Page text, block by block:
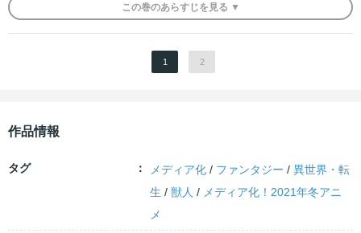
この巻のあらすじを 見る ▼
1 2
作品情報
タグ メディア化 / ファンタジー /異世界・転
生 /獣人 / メディア化！2021年冬アニ
メ